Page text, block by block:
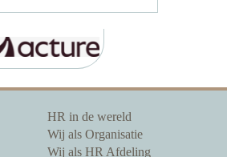
HR in de wereld
Wij als Organisatie
Wij als HR Afdeling